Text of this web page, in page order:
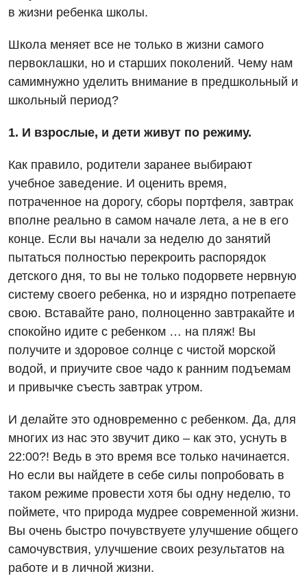
Мероприятия БПР
Интернатура
Программа лояльности
Видео
Ангиографические исследования
Инструментальная диагностика
Компьютерная томография
Магнитно-резонансная томография
Гинекологическое отделение
Диагностическое отделение
Дневной стационар
Онкологическое отделение
в жизни ребенка школы.
Школа меняет все не только в жизни самого
первоклашки, но и старших поколений. Чему нам
самимнужно уделить внимание в предшкольный и
школьный период?
1. И взрослые, и дети живут по режиму.
Как правило, родители заранее выбирают
учебное заведение. И оценить время,
потраченное на дорогу, сборы портфеля, завтрак
вполне реально в самом начале лета, а не в его
конце. Если вы начали за неделю до занятий
пытаться полностью перекроить распорядок
детского дня, то вы не только подорвете нервную
систему своего ребенка, но и изрядно потрепаете
свою. Вставайте рано, полноценно завтракайте и
спокойно идите с ребенком … на пляж! Вы
получите и здоровое солнце с чистой морской
водой, и приучите свое чадо к ранним подъемам
и привычке съесть завтрак утром.
И делайте это одновременно с ребенком. Да, для
многих из нас это звучит дико – как это, уснуть в
22:00?! Ведь в это время все только начинается.
Но если вы найдете в себе силы попробовать в
таком режиме провести хотя бы одну неделю, то
поймете, что природа мудрее современной жизни.
Вы очень быстро почувствуете улучшение общего
самочувствия, улучшение своих результатов на
работе и в личной жизни.